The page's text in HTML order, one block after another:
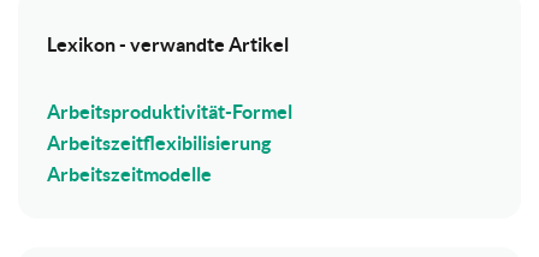
Lexikon - verwandte Artikel
Arbeitsproduktivität-Formel
Arbeitszeitflexibilisierung
Arbeitszeitmodelle